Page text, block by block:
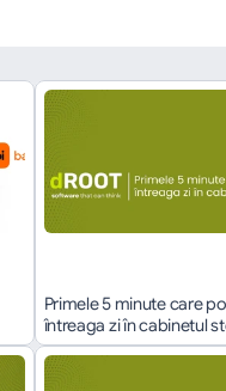
Primele 5 minute care
întreaga zi în cabinetul